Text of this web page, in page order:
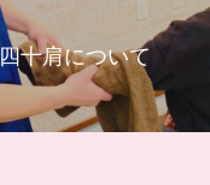
四十肩について